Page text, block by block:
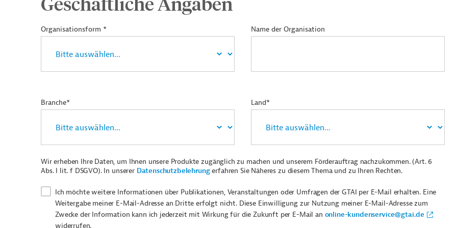
Organisationsform * Name der Organisation
Branche* Land*
Wir erheben Ihre Daten, um Ihnen unsere Produkte zugänglich zu machen und unserem Förderauftrag nachzukommen. (Art. 6
Abs. I lit. f DSGVO). In unserer Datenschutzbelehrungerfahren Sie Näheres zu diesem Thema und zu Ihren Rechten.
Ich möchte weitere Informationen über Publikationen, Veranstaltungen oder Umfragen der GTAI per E-Mail erhalten. Eine
Weitergabe meiner E-Mail-Adresse an Dritte erfolgt nicht. Diese Einwilligung zur Nutzung meiner E-Mail-Adresse zum
Zwecke der Information kann ich jederzeit mit Wirkung für die Zukunft per E-Mail an online-kundenservice@gtai.de
widerrufen.